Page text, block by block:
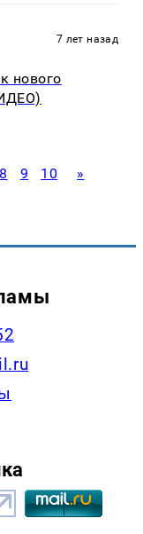
7 лет назад
нового
8 9 10 »